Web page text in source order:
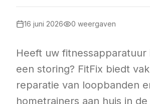
16 juni 2026 0 weergaven
Heeft uw fitnessapparatuur
een storing? FitFix biedt
reparatie van loopbanden
hometrainers aan huis in